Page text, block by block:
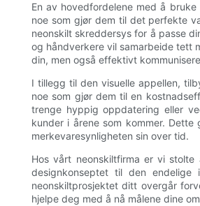
En av hovedfordelene med å
noe som gjør dem til det perfekte
neonskilt skreddersys for å passe
og håndverkere vil samarbeide tett
din, men også effektivt
I tillegg til den visuelle appellen,
noe som gjør dem til en
trenge hyppig oppdatering eller
kunder i årene som kommer.
merkevaresynligheten sin over tid.
Hos vårt neonskiltfirma er vi
designkonseptet til den
neonskiltprosjektet ditt overgår
hjelpe deg med å nå målene dine